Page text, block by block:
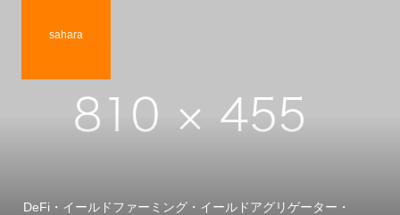
sahara
DeFi・イールドファーミング・イールドアグリゲーター・